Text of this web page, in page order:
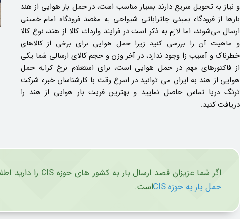
و نیاز به تحویل سریع دارند بسیار مناسب است، در حمل بار هوایی از هند
بارها از فرودگاه بمبئی چاتراپاتی شیواجی به مقصد فرودگاه امام خمینی
ارسال می‌شوند، اما لازم به ذکر است در فرایند واردات کالا از هند، نوع کالا
و ماهیت آن را بررسی کنید زیرا حمل هوایی برای برخی از کالاهای
خطرناک و آسیب‌ زا وجود ندارد، در آخر وزن و حجم کالای ارسالی شما یکی
از فاکتورهای مهم در حمل هوایی است، برای استعلام نرخ کرایه حمل
هوایی از هند به ایران می توانید در اسرع وقت با کارشناسان خبره شرکت
ترنگ دریا تماس حاصل نمایید و بهترین فریت بار هوایی از هند را
دریافت کنید.
اگر شما عزیزان قصد ارسال بار به کشور های حوزه CIS را دارید اطلاعاتی که شما به آن نیاز دارید در محتوا
حمل بار به حوزه CIS
است.